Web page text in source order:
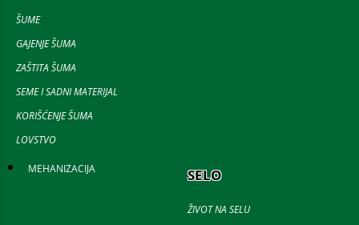
ŠUME
GAJENJE ŠUMA
ZAŠTITA ŠUMA
SEME I SADNI MATERIJAL
KORIŠĆENJE ŠUMA
LOVSTVO
MEHANIZACIJA SELO
ŽIVOT NA SELU